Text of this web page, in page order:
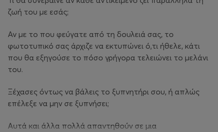
ζωή του με εσάς;
Αν με το που φεύγατε από τη δουλειά σας, το
φωτοτυπικό σας άρχιζε να εκτυπώνει ό,τι ήθελε, κάτι
που θα εξηγούσε το πόσο γρήγορα τελειώνει το μελάνι
του.
Ξέχασες όντως να βάλεις το ξυπνητήρι σου, ή απλώς
επέλεξε να μην σε ξυπνήσει;
Αυτά και άλλα πολλά απαντηθούν σε μια